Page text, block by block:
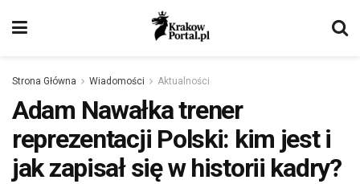
Strona Główna Wiadomości Aktualności
Adam Nawałka trener
reprezentacji Polski: kim jest i
jak zapisał się w historii kadry?